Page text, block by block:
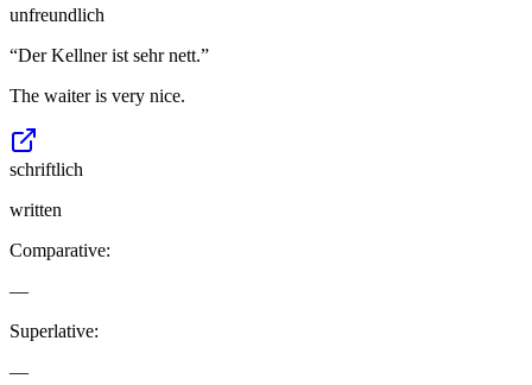
unfreundlich
“Der Kellner ist sehr nett.”
The waiter is very nice.
schriftlich
written
Comparative:
—
Superlative:
—